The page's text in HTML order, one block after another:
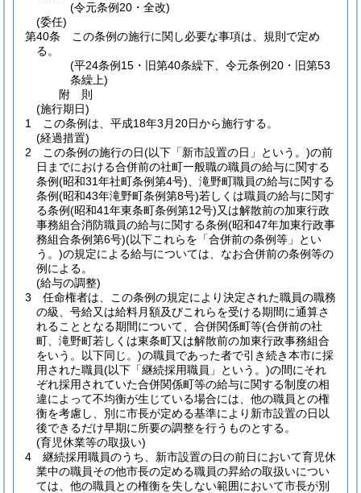
(令元条例20・全改)
(委任)
第40条
この条例の施行に関し必要な事項は、規則で定め
る。
(平24条例15・旧第40条繰下、令元条例20・旧第53
条繰上)
附 則
(施行期日)
1
この条例は、平成18年3月20日から施行する。
(経過措置)
2
この条例の施行の日(以下「新市設置の日」という。)の前
日までにおける合併前の社町一般職の職員の給与に関する
条例(昭和31年社町条例第4号) 、滝野町職員の給与に関する
条例(昭和43年滝野町条例第8号)若しくは職員の給与に関す
る条例(昭和41年東条町条例第12号)又は解散前の加東行政
事務組合消防職員の給与に関する条例(昭和47年加東行政事
務組合条例第6号)(以下これらを「合併前の条例等」とい
う。)の規定による給与については、なお合併前の条例等の
例による。
(給与の調整)
3
任命権者は、この条例の規定により決定された職員の職務
の級、号給又は給料月額及びこれらを受ける期間に通算さ
れることとなる期間について、合併関係町等(合併前の社
町、滝野町若しくは東条町又は解散前の加東行政事務組合
をいう。以下同じ。)の職員であった者で引き続き本市に採
用された職員(以下「継続採用職員」という。)の間にそれ
ぞれ採用されていた合併関係町等の給与に関する制度の相
違によって不均衡が生じている場合には、他の職員との権
衡を考慮し、別に市長が定める基準により新市設置の日以
後できるだけ早期に所要の調整を行うものとする。
(育児休業等の取扱い)
4
継続採用職員のうち、新市設置の日の前日において育児休
業中の職員その他市長の定める職員の昇給の取扱いについ
ては、他の職員との権衡を失しない範囲において市長が別